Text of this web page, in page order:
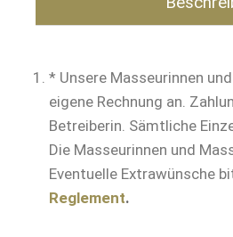
* Unsere Masseurinnen
eigene Rechnung an.
Betreiberin. Sämtliche
Die Masseurinnen und
Eventuelle Extrawünsche
Reglement.